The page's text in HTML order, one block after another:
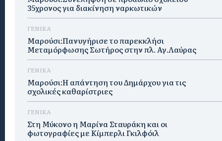
35χρονος για διακίνηση ναρκωτικών
ΓΕΝΙΚΑ
Μαρούσι:Πανυγήρισε το παρεκκλήσι
Μεταμόρφωσης Σωτήρος στην πλ. Αγ.Λαύρας
ΓΕΝΙΚΑ
Μαρούσι:Η απάντηση του Δημάρχου για τις
σχολικές καθαρίστριες
ΓΕΝΙΚΑ
Στη Μύκονο η Μαρίνα Σταυράκη και οι
φωτογραφίες με Κίμπερλι Γκιλφόιλ